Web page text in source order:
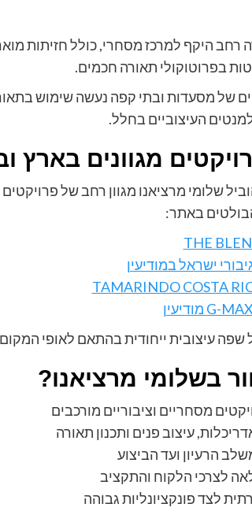
בפרוטוקולי תאורה חכמים.
של מסעדות ובתי קפה נעשה שימוש
העיצוביים בחלל.
מגוונים בארץ
שלומי מרציאנו מגוון רחב של
באתר:
THE
ישראל במודיעין
TAMARINDO COSTA
עיצובית ייחודית בהתאם לאופי
בשלומי מרציאנו?
מסחריים וציבוריים מורכבים
עיצוב פנים ותכנון תאורה
הרעיון ועד הביצוע
לצרכי הלקוח והתקציב
לצד פונקציונליות גבוהה